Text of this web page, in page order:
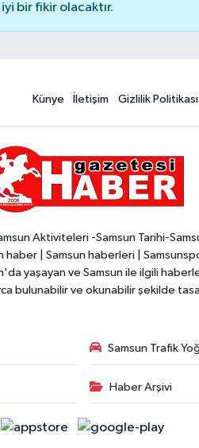
bir fikir olacaktır.
Künye İletişim Gizlilik Politikası
Aktiviteleri -Samsun Tarihi-
| Samsun haberleri |
yaşayan ve Samsun ile ilgili
bulunabilir ve okunabilir şekilde
Samsun Trafik
Haber Arşivi